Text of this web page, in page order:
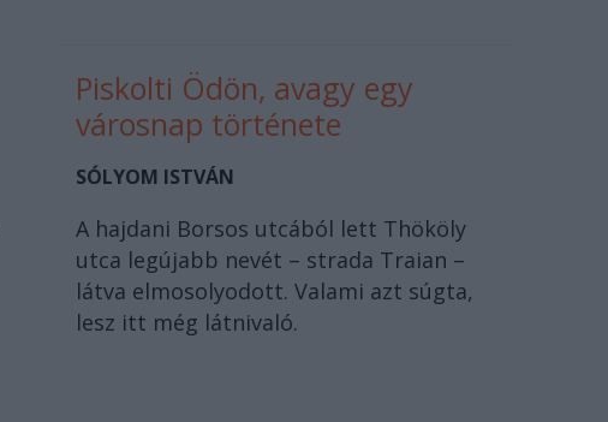
Piskolti Ödön, avagy egy
városnap története
SÓLYOM ISTVÁN
A hajdani Borsos utcából lett Thököly
utca legújabb nevét – strada Traian –
látva elmosolyodott. Valami azt súgta,
lesz itt még látnivaló.